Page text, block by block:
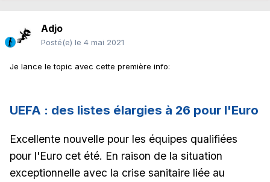
Adjo
Posté(e) le 4 mai 2021
Je lance le topic avec cette première info:
UEFA : des listes élargies à 26 pour l'Euro
Excellente nouvelle pour les équipes qualifiées
pour l'Euro cet été. En raison de la situation
exceptionnelle avec la crise sanitaire liée au